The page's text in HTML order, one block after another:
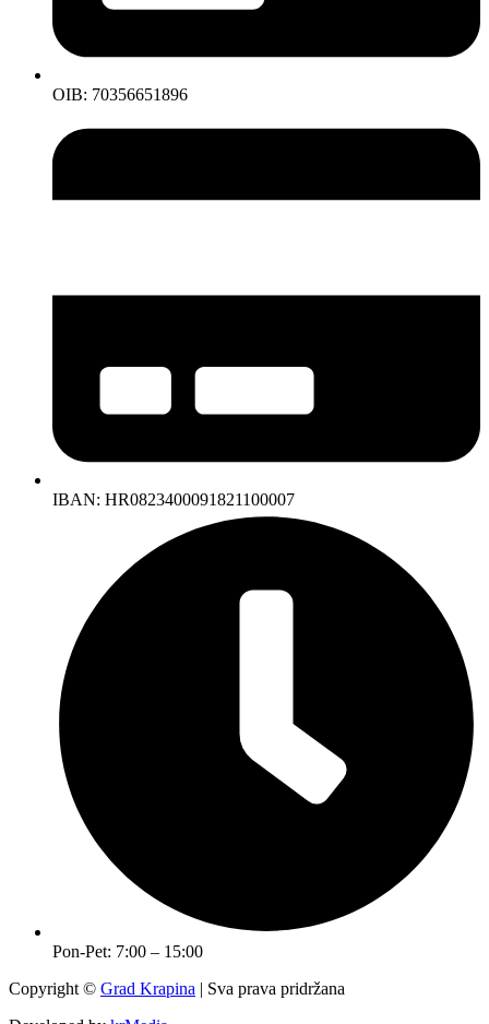
OIB: 70356651896
IBAN: HR0823400091821100007
Pon-Pet: 7:00 – 15:00
Copyright © Grad Krapina | Sva prava pridržana